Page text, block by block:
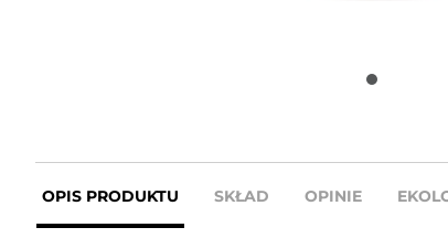
OPIS PRODUKTU SKŁAD OPINIE